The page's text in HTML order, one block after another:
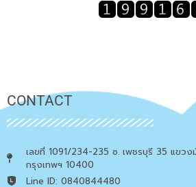
CONTACT
เลขที่ 1091/234-235 ซ. เพชรบุรี 35 แขวง
กรุงเทพฯ 10400
Line ID: 0840844480